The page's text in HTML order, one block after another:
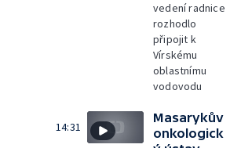
vedení radnice
rozhodlo
připojit k
Vírskému
oblastnímu
vodovodu
14:31
Masarykův
onkologick